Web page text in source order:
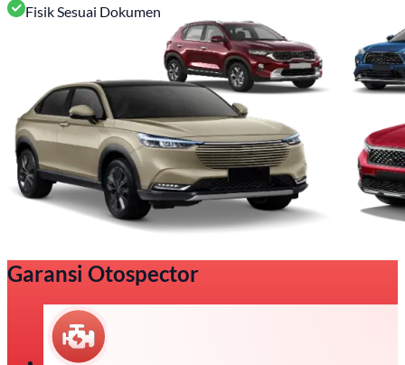
Fisik Sesuai Dokumen
Garansi Otospector